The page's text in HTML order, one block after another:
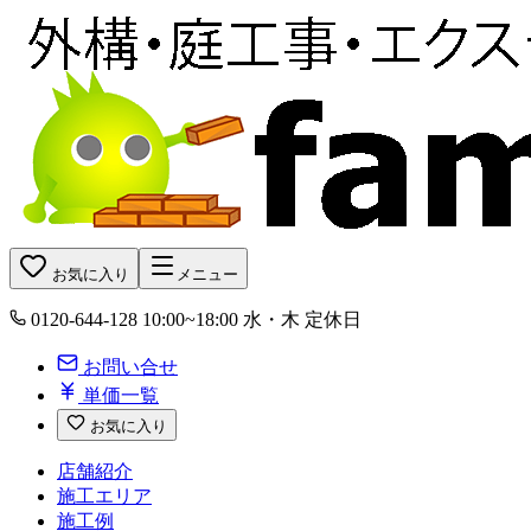
お気に入り メニュー
0120-644-128 10:00~18:00 水・木 定休日
お問い合せ
単価一覧
お気に入り
店舗紹介
施工エリア
施工例